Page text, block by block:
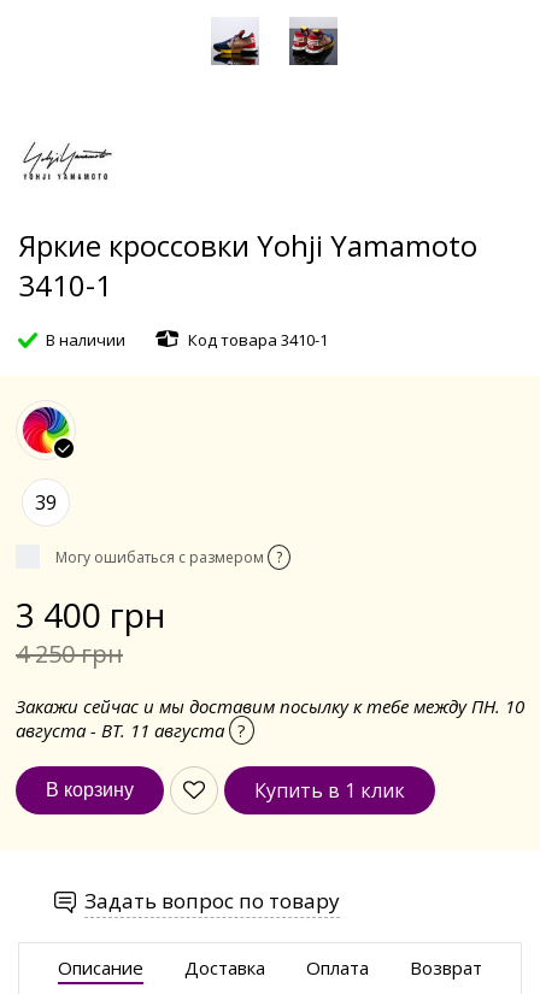
Яркие кроссовки Yohji Yamamoto
3410-1
В наличии Код товара 3410-1
39
Могу ошибаться с размером ?
3 400 грн
4 250 грн
Закажи сейчас и мы доставим посылку к тебе между ПН. 10
августа - ВТ. 11 августа ?
Купить в 1 клик
Задать вопрос по товару
Описание Доставка Оплата Возврат